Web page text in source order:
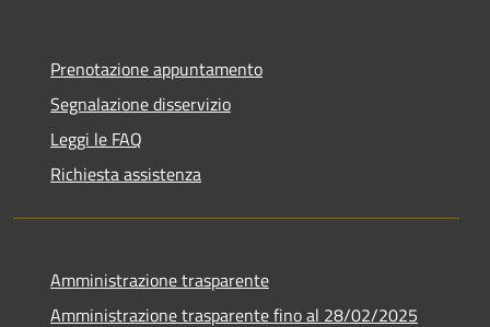
Prenotazione appuntamento
Segnalazione disservizio
Leggi le FAQ
Richiesta assistenza
Amministrazione trasparente
Amministrazione trasparente fino al 28/02/2025